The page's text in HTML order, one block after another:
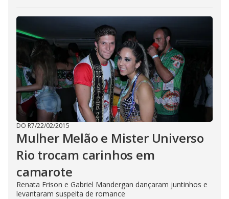
DO R7/22/02/2015
Mulher Melão e Mister Universo
Rio trocam carinhos em
camarote
Renata Frison e Gabriel Mandergan dançaram juntinhos e
levantaram suspeita de romance